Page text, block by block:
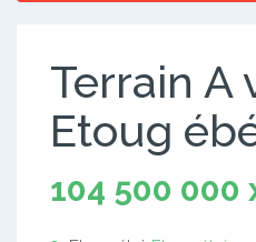
Terrain A
Etoug
104 500 000